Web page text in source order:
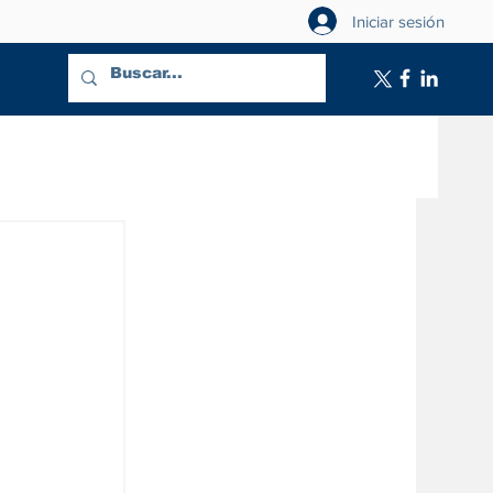
Iniciar sesión